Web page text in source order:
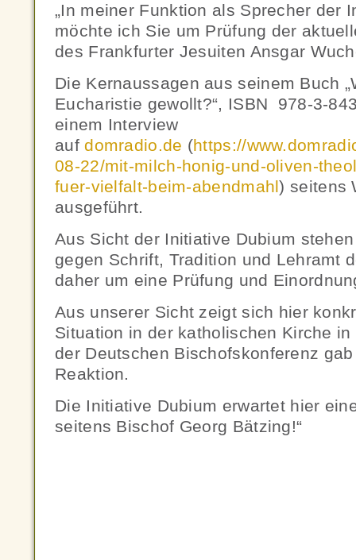
„In meiner Funktion als Sprecher der
möchte ich Sie um Prüfung der
des Frankfurter Jesuiten Ansgar
Die Kernaussagen aus seinem Buch
Eucharistie gewollt?“, ISBN 978-3-
einem Interview
aufdomradio.de (https://
08-22/mit-milch-honig-und-oliven-
fuer-vielfalt-beim-abendmahl) seitens
ausgeführt.
Aus Sicht der Initiative Dubium
gegen Schrift, Tradition und Lehramt
daher um eine Prüfung und
Aus unserer Sicht zeigt sich hier
Situation in der katholischen Kirche
der Deutschen Bischofskonferenz
Reaktion.
Die Initiative Dubium erwartet hier
seitens Bischof Georg Bätzing!“